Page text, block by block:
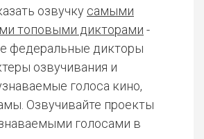
озвучку самыми
топовыми дикторами -
федеральные дикторы
озвучивания и
голоса кино,
Озвучивайте проекты
голосами в